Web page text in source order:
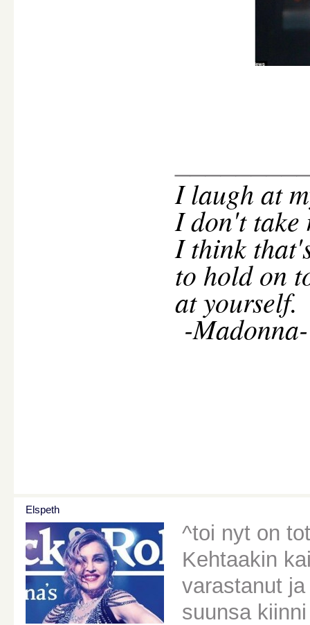
Ilaugh at
I don't take
I think
to hold on
at yourself.
-Madonna-
Elspeth
^toi nyt on
Kehtaakin
varastanut
suunsa